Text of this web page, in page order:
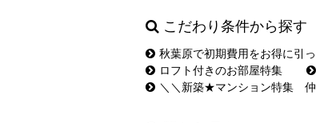
こだわり条件から探す
秋葉原で初期費用をお得に引
ロフト付きのお部屋特集
＼＼新築★マンション特集 仲